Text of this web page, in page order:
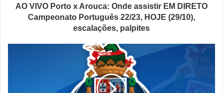
AO VIVO Porto x Arouca: Onde assistir EM DIRETO
Campeonato Português 22/23, HOJE (29/10),
escalações, palpites